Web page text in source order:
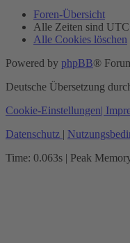
Foren-Übersicht
Alle Zeiten sind
Alle Cookies löschen
Powered by phpBB®
Deutsche Übersetzung
Cookie-Einstellungen|
Datenschutz |
Time: 0.063s | Peak